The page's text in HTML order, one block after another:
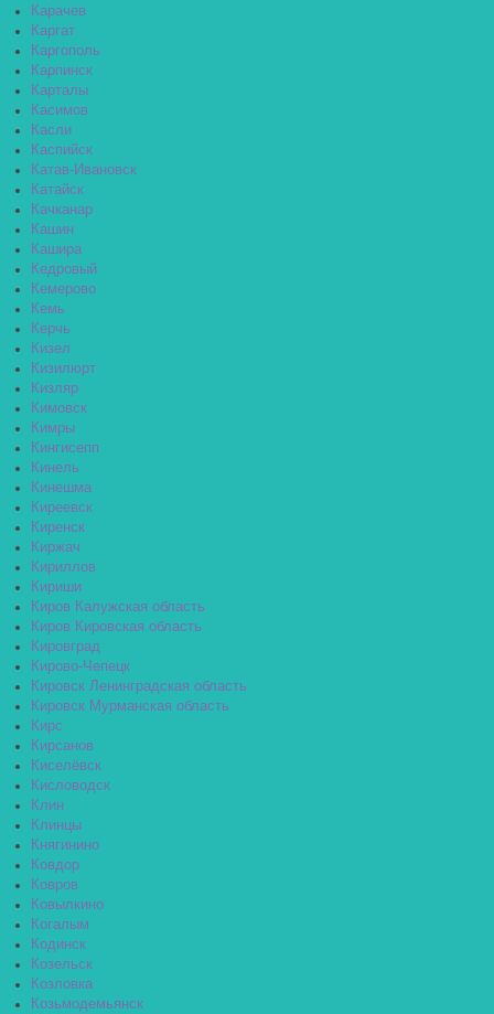
Карачев
Каргат
Каргополь
Карпинск
Карталы
Касимов
Касли
Каспийск
Катав-Ивановск
Катайск
Качканар
Кашин
Кашира
Кедровый
Кемерово
Кемь
Керчь
Кизел
Кизилюрт
Кизляр
Кимовск
Кимры
Кингисепп
Кинель
Кинешма
Киреевск
Киренск
Киржач
Кириллов
Кириши
Киров Калужская область
Киров Кировская область
Кировград
Кирово-Чепецк
Кировск Ленинградская область
Кировск Мурманская область
Кирс
Кирсанов
Киселёвск
Кисловодск
Клин
Клинцы
Княгинино
Ковдор
Ковров
Ковылкино
Когалым
Кодинск
Козельск
Козловка
Козьмодемьянск